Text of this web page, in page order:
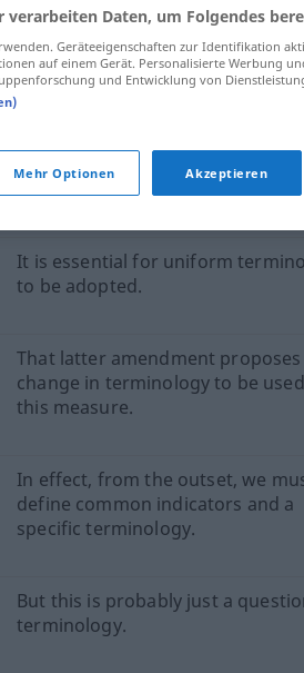
"terminology"
a question of terminology that
rather worried.
It is essential for uniform
to be adopted.
That latter amendment proposes
change in terminology to be
this measure.
In effect, from the outset, we
define common indicators and a
specific terminology.
But this is probably just a
terminology.
verarbeiten Daten, um Folgendes
Geräteeigenschaften zur Identifikation
auf einem Gerät. Personalisierte Werbung
und Entwicklung von
Mehr Optionen Akzeptieren